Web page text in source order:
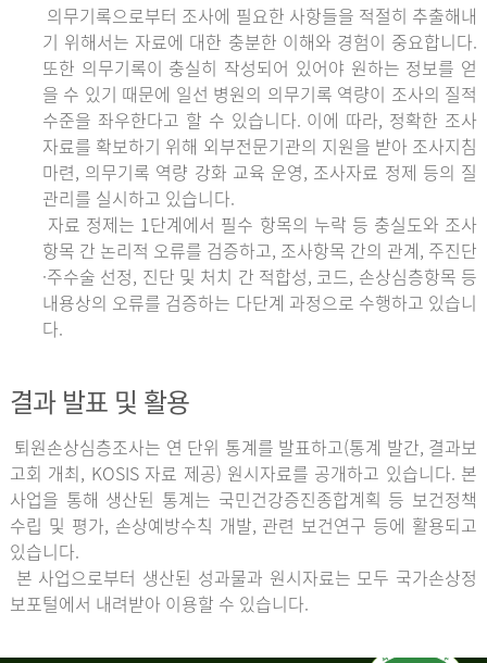
의무기록으로부터 조사에 필요한 사항들을 적절히 추출해내
기 위해서는 자료에 대한 충분한 이해와 경험이 중요합니다.
또한 의무기록이 충실히 작성되어 있어야 원하는 정보를 얻
을 수 있기 때문에 일선 병원의 의무기록 역량이 조사의 질적
수준을 좌우한다고 할 수 있습니다. 이에 따라, 정확한 조사
자료를 확보하기 위해 외부전문기관의 지원을 받아 조사지침
마련, 의무기록 역량 강화 교육 운영, 조사자료 정제 등의 질
관리를 실시하고 있습니다.
자료 정제는 1단계에서 필수 항목의 누락 등 충실도와 조사
항목 간 논리적 오류를 검증하고, 조사항목 간의 관계, 주진단
·주수술 선정, 진단 및 처치 간 적합성, 코드, 손상심층항목 등
내용상의 오류를 검증하는 다단계 과정으로 수행하고 있습니
다.
결과 발표 및 활용
퇴원손상심층조사는 연 단위 통계를 발표하고(통계 발간, 결과보
고회 개최, KOSIS 자료 제공) 원시자료를 공개하고 있습니다. 본
사업을 통해 생산된 통계는 국민건강증진종합계획 등 보건정책
수립 및 평가, 손상예방수칙 개발, 관련 보건연구 등에 활용되고
있습니다.
본 사업으로부터 생산된 성과물과 원시자료는 모두 국가손상정
보포털에서 내려받아 이용할 수 있습니다.